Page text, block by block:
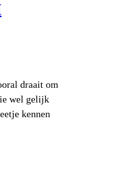
draait om
wel gelijk
kennen